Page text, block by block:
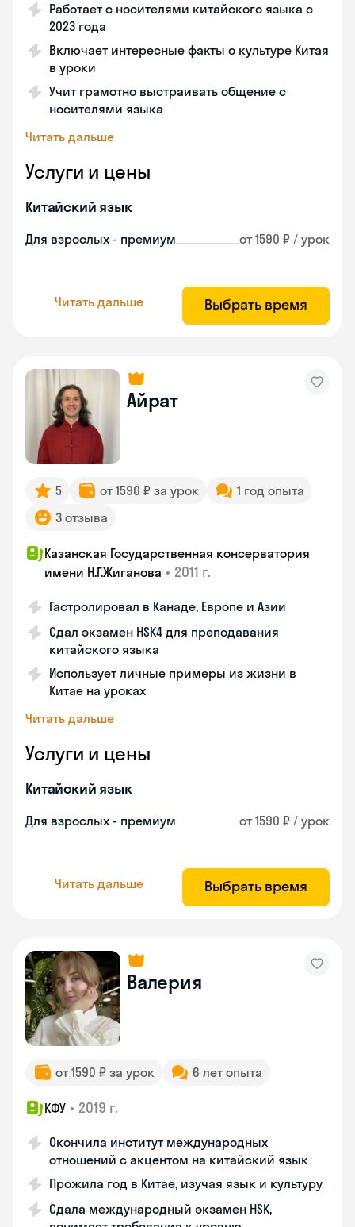
Работает с носителями китайского языка с
2023 года
Включает интересные факты о культуре Китая
в уроки
Учит грамотно выстраивать общение с
носителями языка
Читать дальше
Услуги и цены
Китайский язык
Для взрослых - премиум от 1590 ₽ / урок
Читать дальше Выбрать время
Айрат
5 от 1590 ₽ за урок
1 год опыта
3 отзыва
Казанская Государственная консерватория
имени Н.Г.Жиганова • 2011 г.
Гастролировал в Канаде, Европе и Азии
Сдал экзамен HSK4 для преподавания
китайского языка
Использует личные примеры из жизни в
Китае на уроках
Читать дальше
Услуги и цены
Китайский язык
Для взрослых - премиум от 1590 ₽ / урок
Читать дальше Выбрать время
Валерия
от 1590 ₽ за урок 6 лет опыта
КФУ • 2019 г.
Окончила институт международных
отношений с акцентом на китайский язык
Прожила год в Китае, изучая язык и культуру
Сдала международный экзамен HSK,